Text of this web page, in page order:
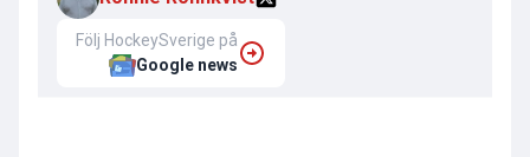
Följ HockeySverige på
Google news